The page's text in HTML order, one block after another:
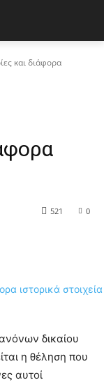
και διάφορα
0
521
δικαίου
η θέληση που
αυτοί